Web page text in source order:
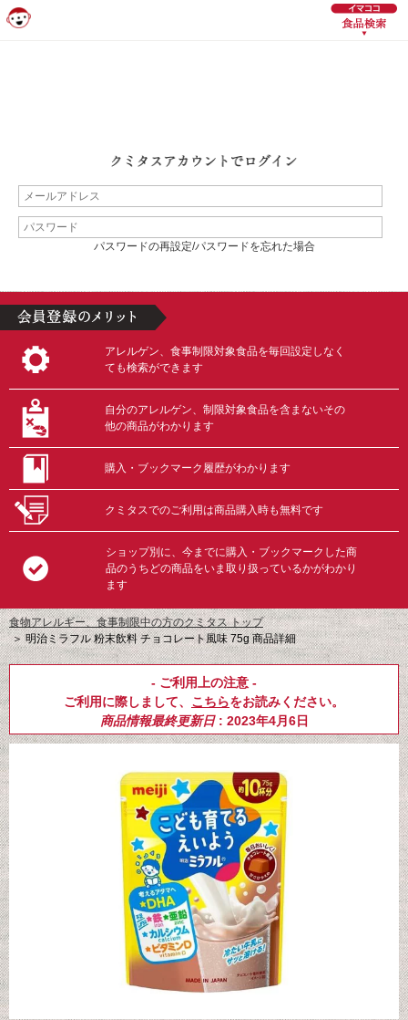
パスワードの再設定/パスワードを忘れた場合
アレルゲン、食事制限対象食品を毎回設定しなく
ても検索ができます
自分のアレルゲン、制限対象食品を含まないその
他の商品がわかります
購入・ブックマーク履歴がわかります
クミタスでのご利用は商品購入時も無料です
ショップ別に、今までに購入・ブックマークした商
品のうちどの商品をいま取り扱っているかがわかり
ます
食物アレルギー、食事制限中の方のクミタス トップ
＞明治ミラフル 粉末飲料 チョコレート風味 75g 商品詳細
- ご利用上の注意 -
ご利用に際しまして、 こちらをお読みください。
商品情報最終更新日: 2023年4月6日